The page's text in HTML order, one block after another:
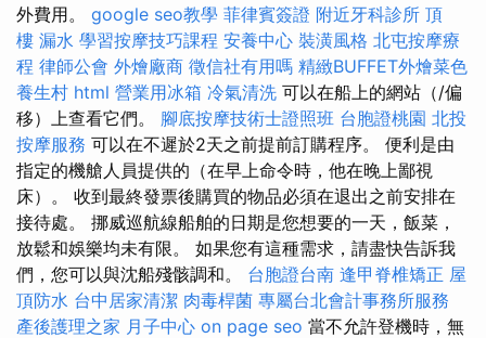
外費用。 google seo教學 菲律賓簽證 附近牙科診所 頂
樓 漏水 學習按摩技巧課程 安養中心 裝潢風格 北屯按摩療
程 律師公會 外燴廠商 徵信社有用嗎 精緻BUFFET外燴菜色
養生村 html 營業用冰箱 冷氣清洗 可以在船上的網站（/偏
移）上查看它們。 腳底按摩技術士證照班 台胞證桃園 北投
按摩服務 可以在不遲於2天之前提前訂購程序。 便利是由
指定的機艙人員提供的（在早上命令時，他在晚上鄙視
床）。 收到最終發票後購買的物品必須在退出之前安排在
接待處。 挪威巡航線船舶的日期是您想要的一天，飯菜，
放鬆和娛樂均未有限。 如果您有這種需求，請盡快告訴我
們，您可以與沈船殘骸調和。 台胞證台南 逢甲脊椎矯正 屋
頂防水 台中居家清潔 肉毒桿菌 專屬台北會計事務所服務
產後護理之家 月子中心 on page seo 當不允許登機時，無